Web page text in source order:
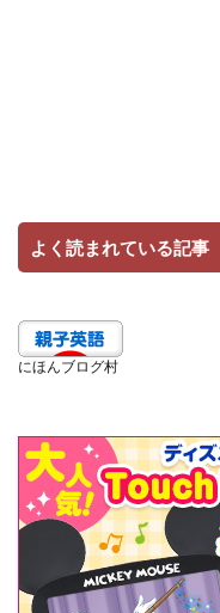
よく読まれている記事
にほんブログ村